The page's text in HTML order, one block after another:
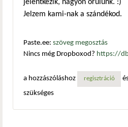
jelentkezik, nagyon örülünk. :)
Jelzem kami-nak a szándékod.
Paste.ee: szöveg megosztás
Nincs még Dropboxod? https://
a hozzászóláshoz
regisztráció
szükséges